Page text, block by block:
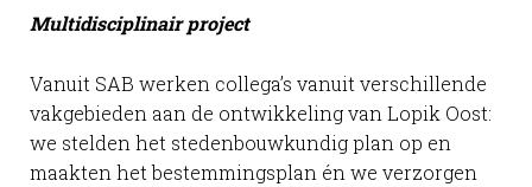
Multidisciplinair project
Vanuit SAB werken collega’s vanuit verschillende
vakgebieden aan de ontwikkeling van Lopik Oost:
we stelden het stedenbouwkundig plan op en
maakten het bestemmingsplan én we verzorgen